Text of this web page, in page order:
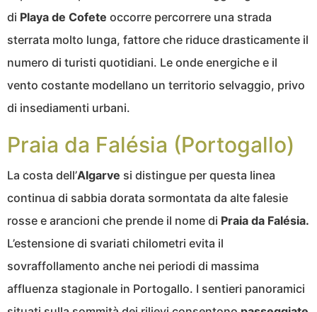
di Playa de Cofete occorre percorrere una strada
sterrata molto lunga, fattore che riduce drasticamente il
numero di turisti quotidiani. Le onde energiche e il
vento costante modellano un territorio selvaggio, privo
di insediamenti urbani.
Praia da Falésia (Portogallo)
La costa dell’Algarve si distingue per questa linea
continua di sabbia dorata sormontata da alte falesie
rosse e arancioni che prende il nome di Praia da Falésia.
L’estensione di svariati chilometri evita il
sovraffollamento anche nei periodi di massima
affluenza stagionale in Portogallo. I sentieri panoramici